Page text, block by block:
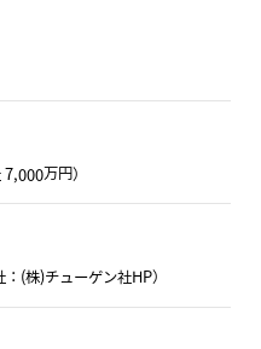
万円）
：(株)チューゲン社HP）